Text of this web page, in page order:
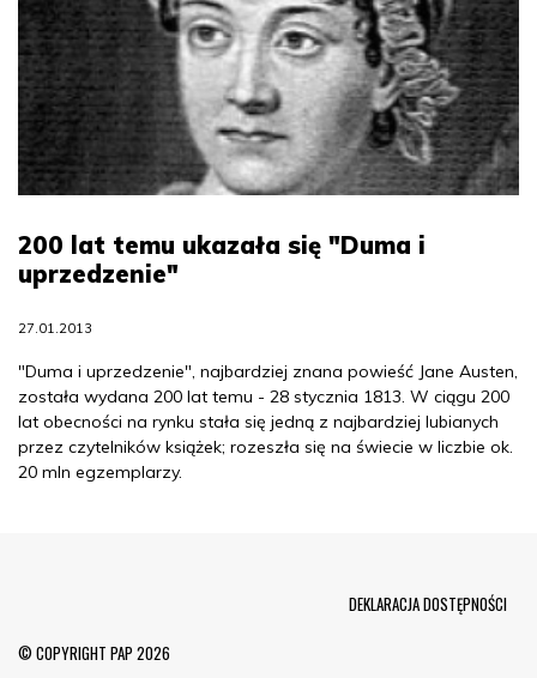
200 lat temu ukazała się "Duma i
uprzedzenie"
27.01.2013
"Duma i uprzedzenie", najbardziej znana powieść Jane Austen,
została wydana 200 lat temu - 28 stycznia 1813. W ciągu 200
lat obecności na rynku stała się jedną z najbardziej lubianych
przez czytelników książek; rozeszła się na świecie w liczbie ok.
20 mln egzemplarzy.
© COPYRIGHT PAP 2026
DEKLARACJA DOSTĘPNOŚCI